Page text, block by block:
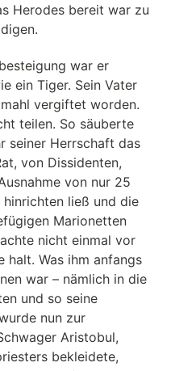
Herodes bereit war zu
war er
ein Tiger. Sein Vater
vergiftet worden.
teilen. So säuberte
seiner Herrschaft das
von Dissidenten,
von nur 25
ließ und die
Marionetten
nicht einmal vor
halt. Was ihm anfangs
war – nämlich in die
und so seine
nun zur
Aristobul,
bekleidete,